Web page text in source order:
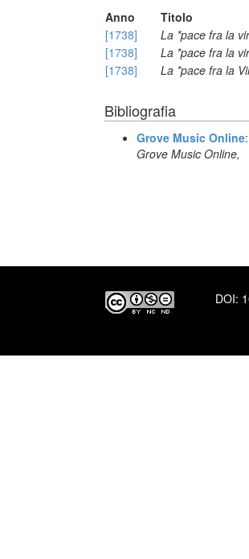
Anno
Titolo
[1738]
La *pace fra la
[1738]
La *pace fra la
[1738]
La *pace fra la
Bibliografia
Grove Music Online:
Grove Music Online,
DOI: